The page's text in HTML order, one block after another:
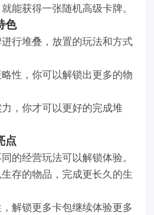
能获得一张随机高级卡牌。
色
行堆叠，放置的玩法和方式
性，你可以解锁出更多的物
，你才可以更好的完成堆
点
的经营玩法可以解锁体验。
存的物品，完成更长久的生
解锁更多卡包继续体验更多